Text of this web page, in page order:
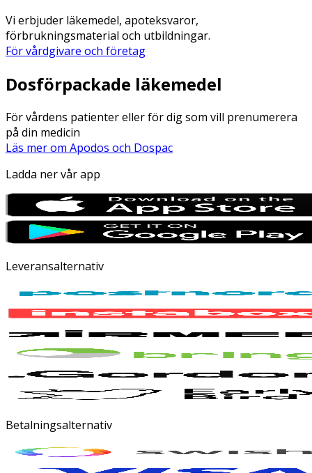
Vi erbjuder läkemedel, apoteksvaror,
förbrukningsmaterial och utbildningar.
För vårdgivare och företag
Dosförpackade läkemedel
För vårdens patienter eller för dig som vill prenumerera
på din medicin
Läs mer om Apodos och Dospac
Ladda ner vår app
Leveransalternativ
Betalningsalternativ